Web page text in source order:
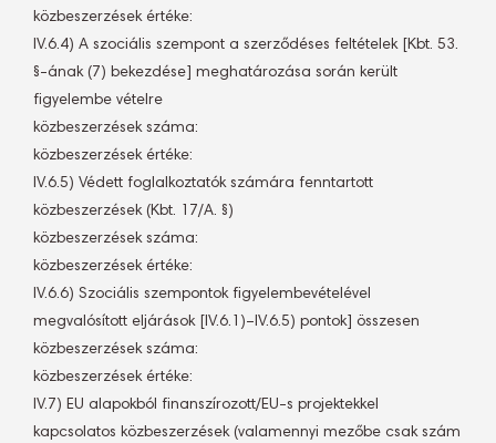
közbeszerzések értéke:
IV.6.4) A szociális szempont a szerződéses feltételek [Kbt. 53.
§-ának (7) bekezdése] meghatározása során került
figyelembe vételre
közbeszerzések száma: 
közbeszerzések értéke:
IV.6.5) Védett foglalkoztatók számára fenntartott
közbeszerzések (Kbt. 17/A. §)
közbeszerzések száma: 
közbeszerzések értéke:
IV.6.6) Szociális szempontok figyelembevételével
megvalósított eljárások [IV.6.1)–IV.6.5) pontok] összesen
közbeszerzések száma: 
közbeszerzések értéke:
IV.7) EU alapokból finanszírozott/EU-s projektekkel
kapcsolatos közbeszerzések (valamennyi mezőbe csak szám